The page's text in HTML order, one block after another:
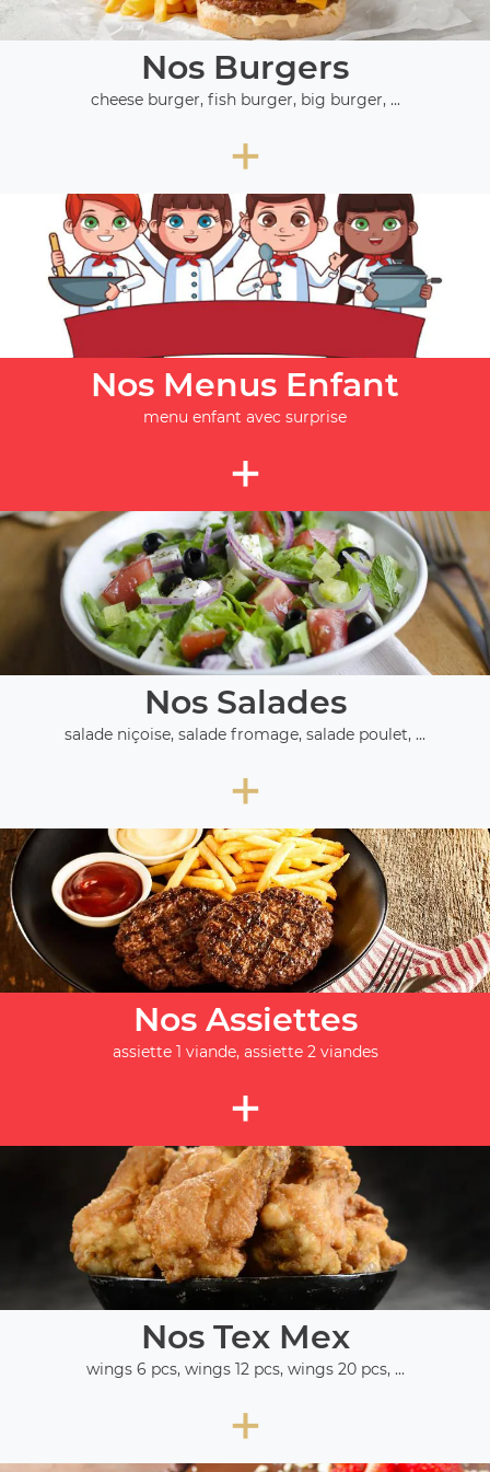
Nos Burgers
cheese burger, fish burger, big burger, ...
+
Nos Menus Enfant
menu enfant avec surprise
+
Nos Salades
salade niçoise, salade fromage, salade poulet, ...
+
Nos Assiettes
assiette 1 viande, assiette 2 viandes
+
Nos Tex Mex
wings 6 pcs, wings 12 pcs, wings 20 pcs, ...
+